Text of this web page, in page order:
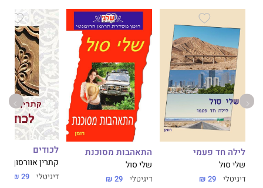
לילה חד פעמי
שלי סול
דיגיטלי 29 ₪
התאהבות מסוכנת
שלי סול
דיגיטלי 29 ₪
לכודים
קתרין אוורסון
דיגיטלי 29 ₪